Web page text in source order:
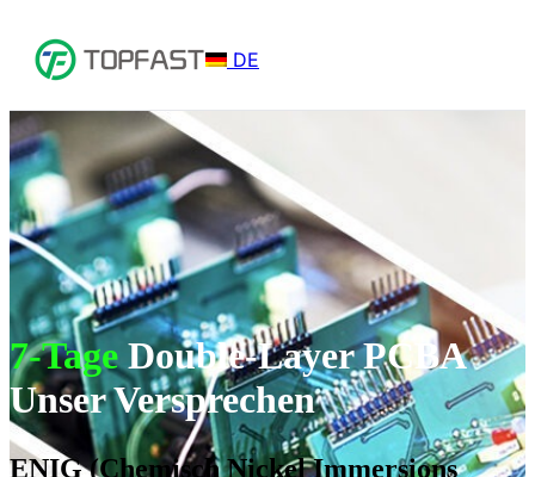
DE
7-Tage Double-Layer PCBA
Unser Versprechen
ENIG (Chemisch Nickel Immersions